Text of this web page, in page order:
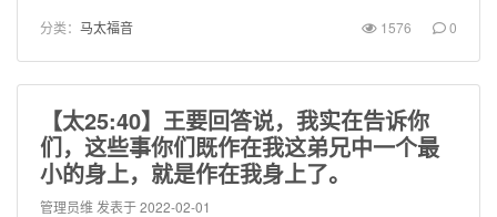
分类： 马太福音 1576 0
【太25:40】王要回答说，我实在告诉你
们，这些事你们既作在我这弟兄中一个最
小的身上，就是作在我身上了。
管理员维 发表于 2022-02-01